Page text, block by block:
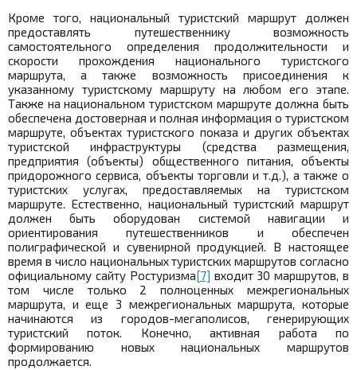
Кроме того, национальный туристский маршрут должен
предоставлять путешественнику возможность
самостоятельного определения продолжительности и
скорости прохождения национального туристского
маршрута, а также возможность присоединения к
указанному туристскому маршруту на любом его этапе.
Также на национальном туристском маршруте должна быть
обеспечена достоверная и полная информация о туристском
маршруте, объектах туристского показа и других объектах
туристской инфраструктуры (средства размещения,
предприятия (объекты) общественного питания, объекты
придорожного сервиса, объекты торговли и т.д.), а также о
туристских услугах, предоставляемых на туристском
маршруте. Естественно, национальный туристский маршрут
должен быть оборудован системой навигации и
ориентирования путешественников и обеспечен
полиграфической и сувенирной продукцией. В настоящее
время в число национальных туристских маршрутов согласно
официальному сайту Ростуризма[7] входит 30 маршрутов, в
том числе только 2 полноценных межрегиональных
маршрута, и еще 3 межрегиональных маршрута, которые
начинаются из городов-мегаполисов, генерирующих
туристский поток. Конечно, активная работа по
формированию новых национальных маршрутов
продолжается.